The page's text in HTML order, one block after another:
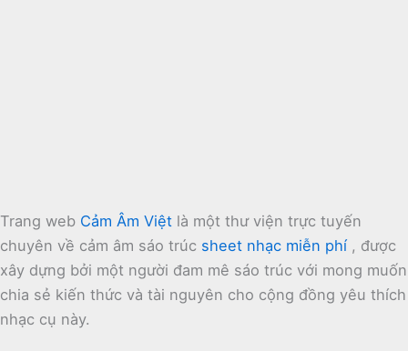
Trang web Cảm Âm Việt là một thư viện trực tuyến
chuyên về cảm âm sáo trúc sheet nhạc miễn phí , được
xây dựng bởi một người đam mê sáo trúc với mong muốn
chia sẻ kiến thức và tài nguyên cho cộng đồng yêu thích
nhạc cụ này.